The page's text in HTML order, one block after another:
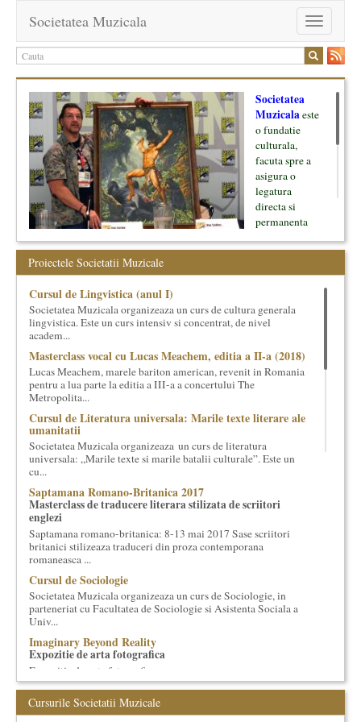
Toggle
navigation
Societatea Muzicala
Societatea
Muzicalaeste
o fundatie
culturala,
facuta spre a
asigura o
legatura
directa si
permanenta
oamenii ei, pe
inceput cu muzica clasica - si de aici numele -, insa acum
dezvoltam proiecte si in alte domenii ale culturii.
Facem management cultural, dezvoltam si administram proiecte
proprii sau preluate, modele si sisteme de finantare, marketing
cultural si consultanta. Organizam concursuri, concerte si
evenimente culturale, private sau publice, tinem cursuri de
cultura generala muzicala, teatrala, filosofica si de alte feluri.
Cuvinte in plus despre proiect, despre cei care il administreaza si
cei care il finantateaza sunt in rubricile de mai jos.
Proiectele Societatii Muzicale
Cursul de Lingvistica (anul I)
Societatea Muzicala organizeaza un curs de cultura generala
lingvistica. Este un curs intensiv si concentrat, de nivel
academ...
Masterclass vocal cu Lucas Meachem, editia a II-a (2018)
Lucas Meachem, marele bariton american, revenit in Romania
pentru a lua parte la editia a III-a a concertului The
Metropolita...
Cursul de Literatura universala: Marile texte literare ale
umanitatii
Societatea Muzicala organizeaza un curs de literatura
universala: „Marile texte si marile batalii culturale”. Este un
cu...
Saptamana Romano-Britanica 2017
Masterclass de traducere literara stilizata de scriitori
englezi
Saptamana romano-britanica: 8-13 mai 2017 Sase scriitori
britanici stilizeaza traduceri din proza contemporana
romaneasca ...
Cursul de Sociologie
Societatea Muzicala organizeaza un curs de Sociologie, in
parteneriat cu Facultatea de Sociologie si Asistenta Sociala a
Univ...
Imaginary Beyond Reality
Expozitie de arta fotografica
Expozitie de arta fotografica
Spatiu: neoBhoema Art & Social Lab, Palatul Universul,
...
Cursurile Societatii Muzicale